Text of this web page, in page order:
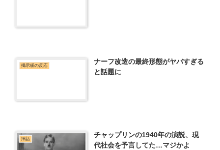
掲示板の反応
ナーフ改造の最終形態がヤバすぎる
と話題に
挿話
チャップリンの1940年の演説、現
代社会を予言してた…マジかよ